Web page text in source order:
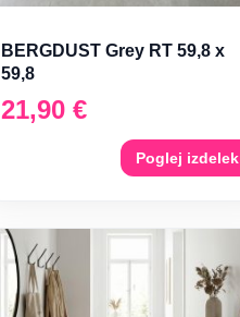
BERGDUST Grey RT 59,8 x
59,8
21,90 €
Poglej izdelek